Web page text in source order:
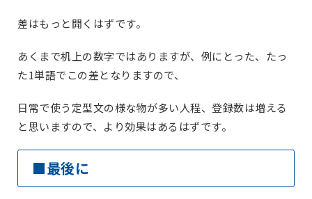
差はもっと開くはずです。
あくまで机上の数字ではありますが、例にとった、たっ
た1単語でこの差となりますので、
日常で使う定型文の様な物が多い人程、登録数は増える
と思いますので、より効果はあるはずです。
■最後に